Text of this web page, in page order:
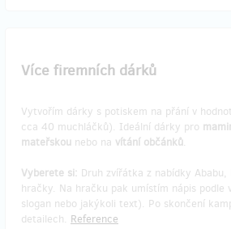
Více firemních dárků
Vytvořím dárky s potiskem na přání v
cca 40 muchláčků). Ideální dárky pro
mateřskou nebo na vítání občánků.
Vyberete si: Druh zvířátka z nabídky
hračky. Na hračku pak umístím nápis podle
slogan nebo jakýkoli text). Po skončení
detailech. Reference